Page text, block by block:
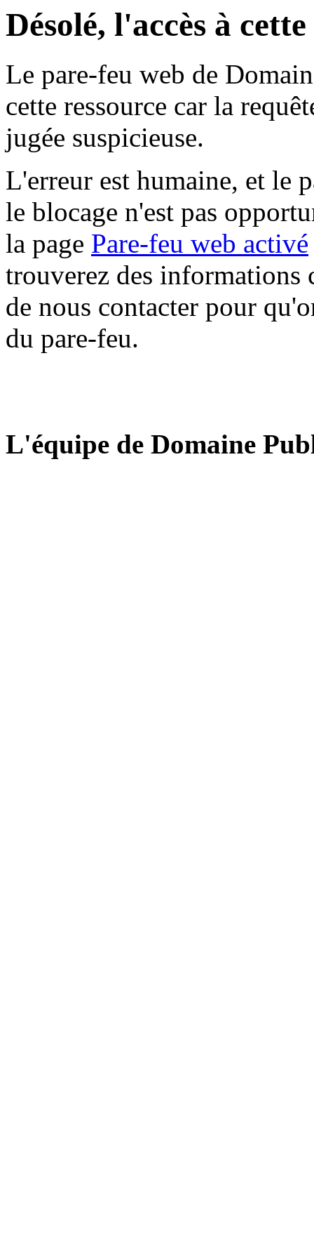
Désolé, l'accès à
Le pare-feu web de
cette ressource car la
jugée suspicieuse.
L'erreur est humaine, et le
le blocage n'est pas
la page Pare-feu web activé
trouverez des informations
de nous contacter pour
du pare-feu.
L'équipe de Domaine